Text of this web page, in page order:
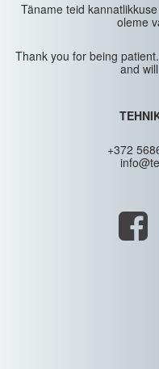
Täname teid
oleme
Thank you for being
and
+372